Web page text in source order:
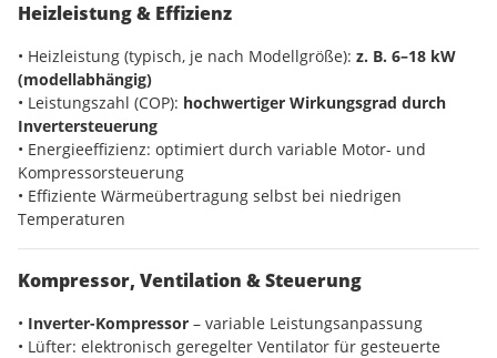
Heizleistung & Effizienz
• Heizleistung (typisch, je nach Modellgröße): z. B. 6–18 kW
(modellabhängig)
• Leistungszahl (COP): hochwertiger Wirkungsgrad durch
Invertersteuerung
• Energieeffizienz: optimiert durch variable Motor- und
Kompressorsteuerung
• Effiziente Wärmeübertragung selbst bei niedrigen
Temperaturen
Kompressor, Ventilation & Steuerung
• Inverter-Kompressor – variable Leistungsanpassung
• Lüfter: elektronisch geregelter Ventilator für gesteuerte